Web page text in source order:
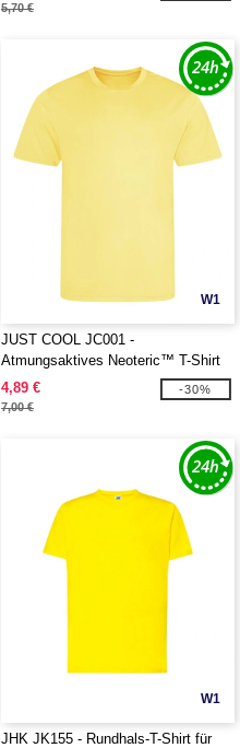
5,70 €
W1
JUST COOL JC001 -
Atmungsaktives Neoteric™ T-Shirt
4,89 €
7,00 €
-30%
W1
JHK JK155 - Rundhals-T-Shirt für